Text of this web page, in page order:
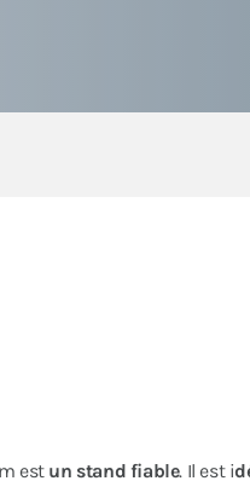
est un stand fiable. Il est i